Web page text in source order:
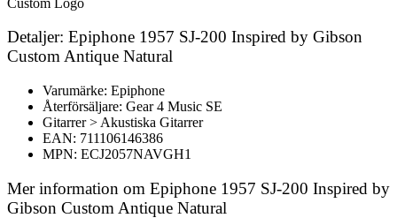
Detaljer: Epiphone 1957 SJ-200 Inspired by Gibson
Custom Antique Natural
Varumärke: Epiphone
Återförsäljare: Gear 4 Music SE
Gitarrer > Akustiska Gitarrer
EAN: 711106146386
MPN: ECJ2057NAVGH1
Mer information om Epiphone 1957 SJ-200 Inspired by
Gibson Custom Antique Natural